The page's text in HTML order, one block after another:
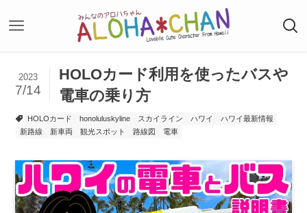
HOLOカード利用を使ったバスや
電車の乗り方
2023
7/14
HOLOカード honoluluskyline スカイライン ハワイ
ハワイ最新情報
新路線
新車両 観光スポット 路線図 電車